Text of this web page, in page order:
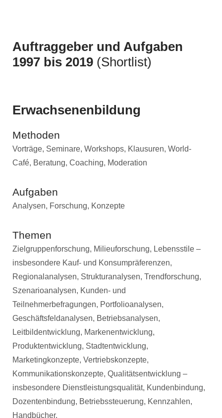
Auftraggeber und Aufgaben
1997 bis 2019 (Shortlist)
Erwachsenenbildung
Methoden
Vorträge, Seminare, Workshops, Klausuren, World-
Café, Beratung, Coaching, Moderation
Aufgaben
Analysen, Forschung, Konzepte
Themen
Zielgruppenforschung, Milieuforschung, Lebensstile –
insbesondere Kauf- und Konsumpräferenzen,
Regionalanalysen, Strukturanalysen, Trendforschung,
Szenarioanalysen, Kunden- und
Teilnehmerbefragungen, Portfolioanalysen,
Geschäftsfeldanalysen, Betriebsanalysen,
Leitbildentwicklung, Markenentwicklung,
Produktentwicklung, Stadtentwicklung,
Marketingkonzepte, Vertriebskonzepte,
Kommunikationskonzepte, Qualitätsentwicklung –
insbesondere Dienstleistungsqualität, Kundenbindung,
Dozentenbindung, Betriebssteuerung, Kennzahlen,
Handbücher.